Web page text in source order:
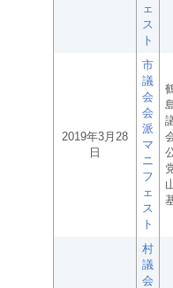
ェ
ス
ト
2019年3月28
日
市
議
会
会
派
マ
ニ
フ
ェ
ス
ト
村
議
会